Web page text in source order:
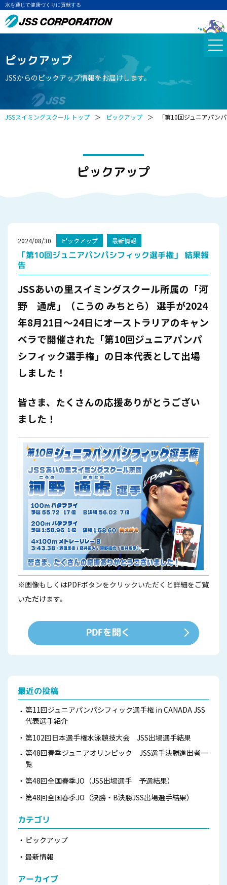
水を通じて健康づくりに貢献する
ピックアップ
JSSからのピックアップ情報をお届けします。
JSSスイミングスクール トップ ＞ ピックアップ ＞ 「第10回ジュニアパン
ピックアップ
2024/08/30 ピックアップ 最新情報
「第10回ジュニアパンパシフィック選手権」 結果報
告
JSSあいの里スイミングスクール所属の「河
野 通虎」
（こうの みちとら） 選手が2024
年8月21日～24日にオーストラリアのキャン
ベラで開催された「第10回ジュニアパンパ
シフィック選手権」の日本代表として出場
しました！
皆さま、たくさんの応援ありがとうござい
ました！
※画像もしくはPDFボタンをクリックいただくと詳細をご覧
いただけます。
PDFを開く
最近の投稿
第11回ジュニアパンパシフィック選手権 in CANADA JSS
代表選手紹介
第102回日本選手権水泳競技大会 JSS出場選手結果
第48回春季ジュニアオリンピック JSS選手決勝進出者一
覧
第48回全国春季JO（JSS出場選手 予選結果）
第48回全国春季JO（決勝・B決勝JSS出場選手結果）
カテゴリ
ピックアップ
最新情報
アーカイブ